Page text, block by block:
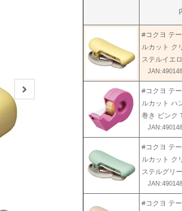
#コクヨ テ
ルカット ク
ステルイエ
#コクヨ テ
ルカット ハ
巻き ピンク
#コクヨ テ
ルカット ク
ステルグリ
#コクヨ テ